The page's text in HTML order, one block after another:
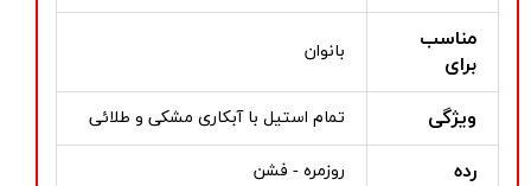
مناسب
برای
بانوان
ویژگی تمام استیل با آبکاری مشکی و طلائی
رده روزمره - فشن